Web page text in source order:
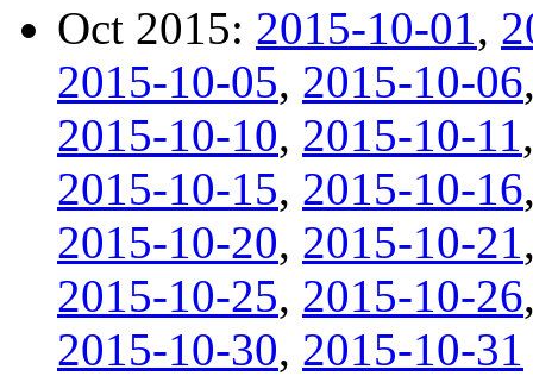
Oct 2015: 2015-10-01,
2015-10-05, 2015-10-06
2015-10-10, 2015-10-11
2015-10-15, 2015-10-16
2015-10-20, 2015-10-21
2015-10-25, 2015-10-26
2015-10-30, 2015-10-31